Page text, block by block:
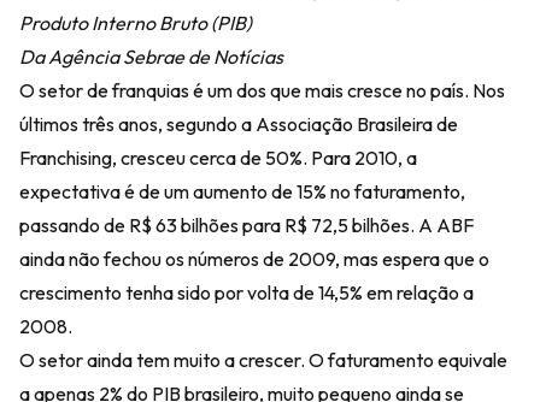
Produto Interno Bruto (PIB)
Da Agência Sebrae de Notícias
O setor de franquias é um dos que mais cresce no país. Nos
últimos três anos, segundo a Associação Brasileira de
Franchising, cresceu cerca de 50%. Para 2010, a
expectativa é de um aumento de 15% no faturamento,
passando de R$ 63 bilhões para R$ 72,5 bilhões. A ABF
ainda não fechou os números de 2009, mas espera que o
crescimento tenha sido por volta de 14,5% em relação a
2008.
O setor ainda tem muito a crescer. O faturamento equivale
a apenas 2% do PIB brasileiro, muito pequeno ainda se